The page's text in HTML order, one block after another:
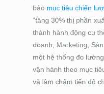
bảo mục tiêu chiến
“tăng 30% thị phần
thành hành động cụ
doanh, Marketing,
một hệ thống đo
vận hành theo mục
và làm chậm tiến độ